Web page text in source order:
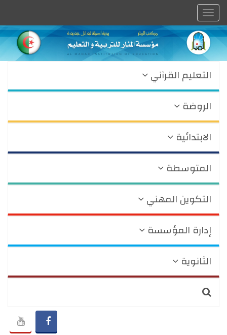
Toggle
navigation
التعليم القرآني
الروضة
الابتدائية
المتوسطة
التكوين المهني
إدارة المؤسسة
الثانوية